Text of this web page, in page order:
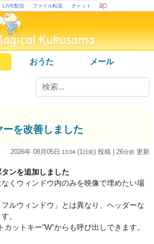
LIVE配信 ファイル転送 チャット
おうた メール
を改善しました
2026年 08月05日 13:04 (1 日前) 投稿 | 26分前 更新
ンを追加しました
くウィンドウ内のみを映像で埋めたい場
ルウィンドウ」とは異なり、ヘッダーな
。
カットキー"W"からも呼び出しできます。